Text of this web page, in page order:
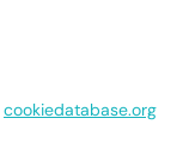
cookiedatabase.org